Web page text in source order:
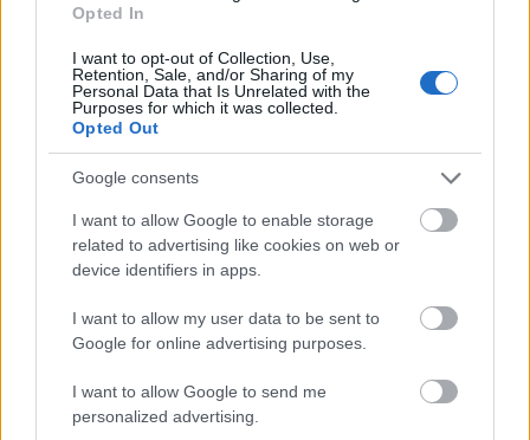
Opted In
I want to opt-out of Collection, Use,
Retention, Sale, and/or Sharing of my
Personal Data that Is Unrelated with the
Purposes for which it was collected.
Opted Out
Google consents
I want to allow Google to enable storage
related to advertising like cookies on web or
device identifiers in apps.
I want to allow my user data to be sent to
Google for online advertising purposes.
I want to allow Google to send me
personalized advertising.
dizájn, a tárgykultúra, a zene és a
területek szakértőinek bevonásával,
közreműködésével.
A csapat célja az ismeretterjesztés és a
kultúraközvetítés, missziója, hogy ezt a
zártnak és elszigeteltnek tűnő területet,
művészeti szcénát 21. századi eszközök
segítségével mutassa be a szakma és a
nagyközönség számára. Az artlocator
magazin a tervek szerint félévente tematikus
tartalommal jelenik meg, AR tartalommal
kiegészítve. A logóval jelzett oldalakat az
olvasó az applikáció segítsévével egy
okostelefon vagy táblagép kamerájával